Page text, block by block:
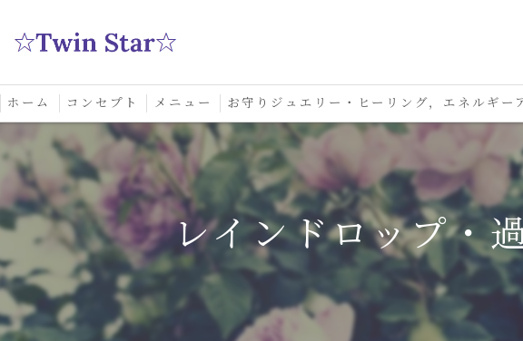
ホーム コンセプト メニュー
スクール
お守りジュエリー・ヒーリング，エネルギー
レインドロップ・